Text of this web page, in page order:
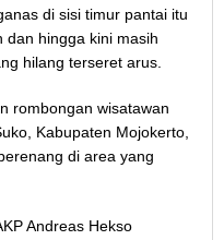
di sisi timur pantai itu
dan hingga kini masih
hilang terseret arus.
rombongan wisatawan
Kabupaten Mojokerto,
di area yang
Andreas Hekso